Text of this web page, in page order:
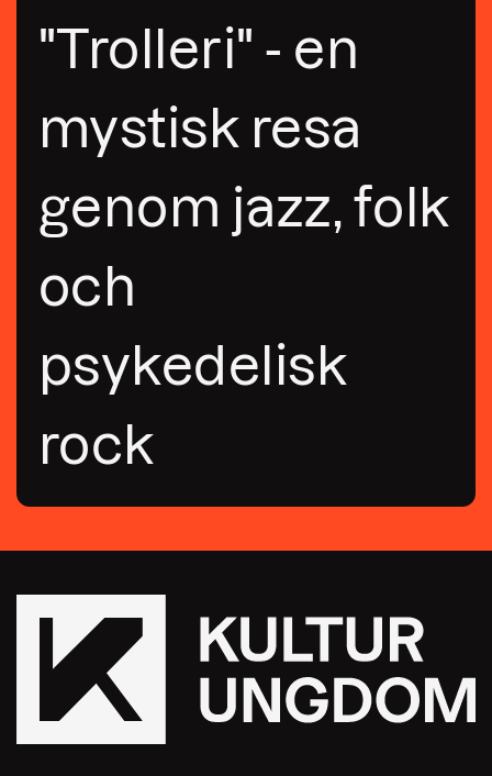
"Trolleri" - en
mystisk resa
genom jazz, folk
och
psykedelisk
rock